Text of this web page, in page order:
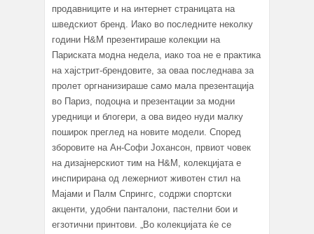
продавниците и на интернет страницата на
шведскиот бренд. Иако во последните неколку
години H&M презентираше колекции на
Париската модна недела, иако тоа не е практика
на хајстрит-брендовите, за оваа последнава за
пролет оргнанизираше само мала презентација
во Париз, подоцна и презентации за модни
уредници и блогери, а ова видео нуди малку
поширок преглед на новите модели. Според
зборовите на Ан-Софи Јохансон, првиот човек
на дизајнерскиот тим на H&М, колекцијата е
инспирирана од лежерниот животен стил на
Мајами и Палм Спрингс, содржи спортски
акценти, удобни панталони, пастелни бои и
егзотични принтови. „Во колекцијата ќе се